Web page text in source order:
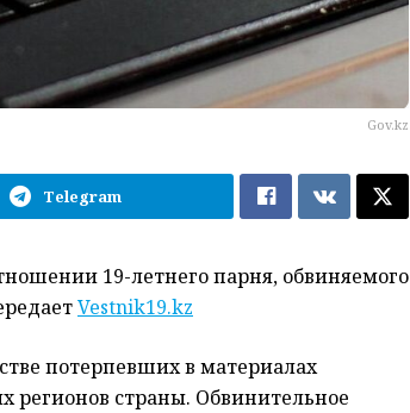
Gov.kz
Telegram
19-летнего парня, обвиняемого
Vestnik19.kz
потерпевших в материалах
регионов страны. Обвинительное